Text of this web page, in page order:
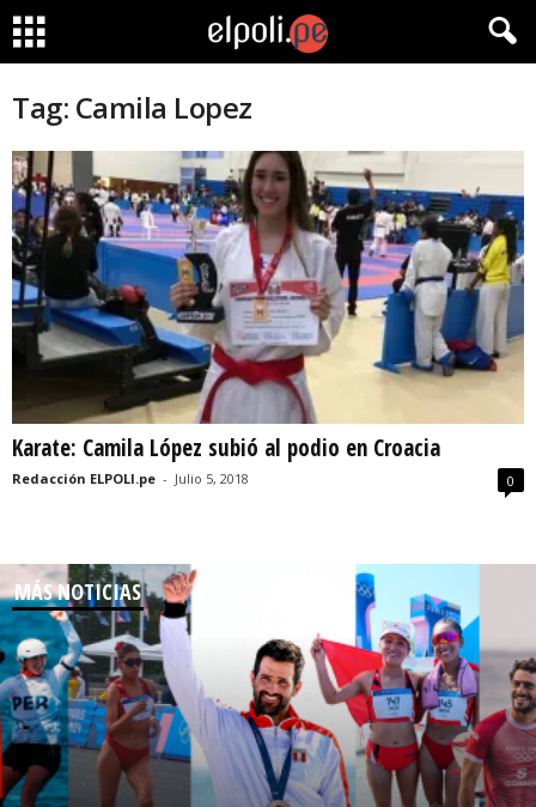
Tag: Camila Lopez
Karate: Camila López subió al podio en Croacia
Redacción ELPOLI.pe - Julio 5, 2018 0
MÁS NOTICIAS